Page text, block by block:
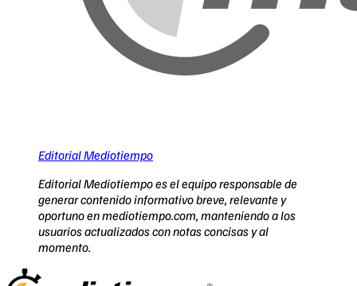
Editorial Mediotiempo
Editorial Mediotiempo es el equipo responsable de
generar contenido informativo breve, relevante y
oportuno en mediotiempo.com, manteniendo a los
usuarios actualizados con notas concisas y al
momento.